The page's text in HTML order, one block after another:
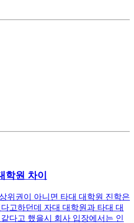
학원 차이
위권이 아니면 타대 대학원 진학은
고하던데 자대 대학원과 타대 대
다고 했을시 회사 입장에서는 인